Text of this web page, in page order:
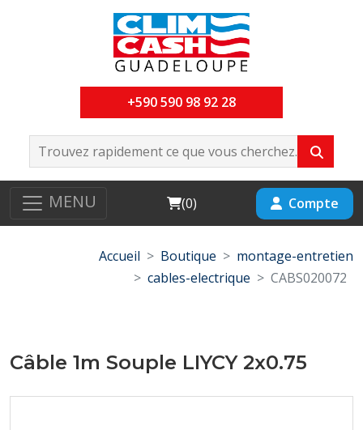
+590 590 98 92 28
MENU Cart
(0) Compte
Accueil Boutique
montage-entretien
cables-electrique
CABS020072
Câble 1m Souple LIYCY 2x0.75